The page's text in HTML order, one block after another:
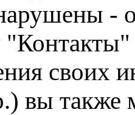
-
"Контакты"
своих
вы также